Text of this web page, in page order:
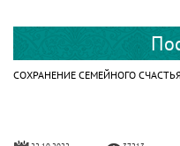
СОХРАНЕНИЕ СЕМЕЙНОГО СЧАСТЬЯ